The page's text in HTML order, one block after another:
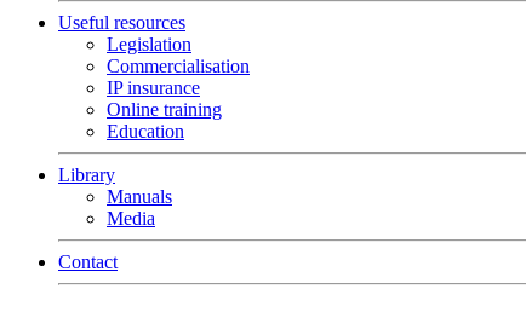
Useful resources
Legislation
Commercialisation
IP insurance
Online training
Education
Library
Manuals
Media
Contact